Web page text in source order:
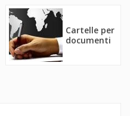
Cartelle per
documenti